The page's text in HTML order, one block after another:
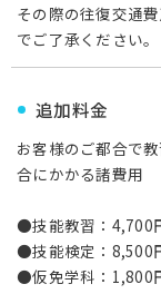
その際の往復交通
でご了承ください。
追加料金
お客様のご都合で
合にかかる諸費用
●技能教習：4,700
●技能検定：8,500
●仮免学科：1,800